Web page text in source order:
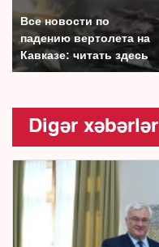
Все новости по
падению вертолета на
Кавказе: читать здесь
Digər xəbərlər